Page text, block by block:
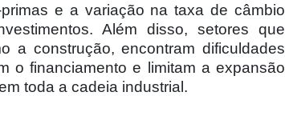
e a variação na taxa de câmbio
Além disso, setores que
a construção, encontram dificuldades
o financiamento e limitam a expansão
toda a cadeia industrial.